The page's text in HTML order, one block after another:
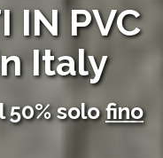
IN PVC
Italy
50% solofino